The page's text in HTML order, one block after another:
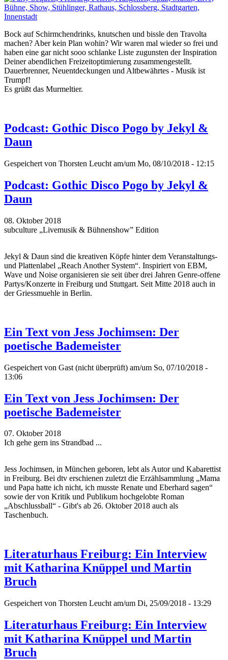
Bock auf Schirmchendrinks, knutschen und bissle den Travolta
machen? Aber kein Plan wohin? Wir waren mal wieder so frei und
haben eine gar nicht sooo schlanke Liste zugunsten der Inspiration
Deiner abendlichen Freizeitoptimierung zusammengestellt.
Dauerbrenner, Neuentdeckungen und Altbewährtes - Musik ist
Trumpf!
Es grüßt das Murmeltier.
Podcast: Gothic Disco Pogo by Jekyl &
Daun
Gespeichert von Thorsten Leucht am/um Mo, 08/10/2018 - 12:15
Podcast: Gothic Disco Pogo by Jekyl &
Daun
08. Oktober 2018
subculture „Livemusik & Bühnenshow” Edition
Jekyl & Daun sind die kreativen Köpfe hinter dem Veranstaltungs-
und Plattenlabel „Reach Another System“. Inspiriert von EBM,
Wave und Noise organisieren sie seit über drei Jahren Genre-offene
Partys/Konzerte in Freiburg und Stuttgart. Seit Mitte 2018 auch in
der Griessmuehle in Berlin.
Ein Text von Jess Jochimsen: Der
poetische Bademeister
Gespeichert von Gast (nicht überprüft) am/um So, 07/10/2018 -
13:06
Ein Text von Jess Jochimsen: Der
poetische Bademeister
07. Oktober 2018
Ich gehe gern ins Strandbad ...
Jess Jochimsen, in München geboren, lebt als Autor und Kabarettist
in Freiburg. Bei dtv erschienen zuletzt die Erzählsammlung „Mama
und Papa hatte ich nicht, ich musste Renate und Eberhard sagen“
sowie der von Kritik und Publikum hochgelobte Roman
„Abschlussball“ - Gibt's ab 26. Oktober 2018 auch als
Taschenbuch.
Literaturhaus Freiburg: Ein Interview
mit Katharina Knüppel und Martin
Bruch
Gespeichert von Thorsten Leucht am/um Di, 25/09/2018 - 13:29
Literaturhaus Freiburg: Ein Interview
mit Katharina Knüppel und Martin
Bruch